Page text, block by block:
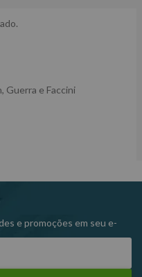
Guerra e Faccini
e promoções em seu e-